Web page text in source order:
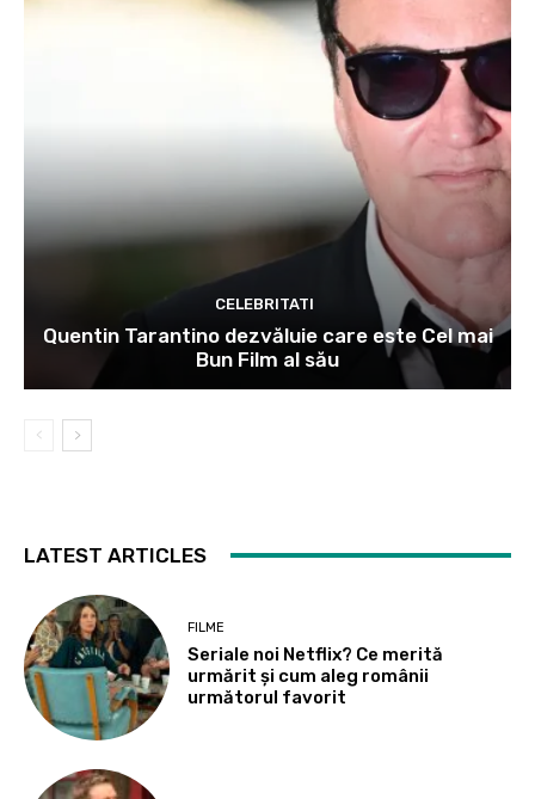
CELEBRITATI
Quentin Tarantino dezvăluie care este Cel mai
Bun Film al său
LATEST ARTICLES
FILME
Seriale noi Netflix? Ce merită
urmărit și cum aleg românii
următorul favorit